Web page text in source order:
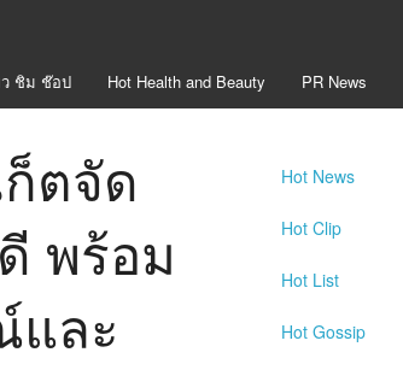
ว ชิม ช๊อป Hot Health and Beauty PR News
ตจัด
พร้อม
ละ
Hot News
Hot Clip
Hot List
Hot Gossip